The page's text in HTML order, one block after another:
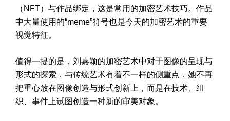
（NFT）与作品绑定，这是常用的加密艺术技巧。作品
中大量使用的“meme”符号也是今天的加密艺术的重要
视觉特征。
值得一提的是，刘嘉颖的加密艺术中对于图像的呈现与
形式的探索，与传统艺术有着不一样的侧重点，她不再
把重心放在图像创造与形式创新上，而是在技术、组
织、事件上试图创造一种新的审美对象。